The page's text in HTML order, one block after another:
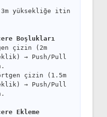
yüksekliğe itin
Boşlukları
çizin (2m
→ Push/Pull
çizin (1.5m
→ Push/Pull
Ekleme